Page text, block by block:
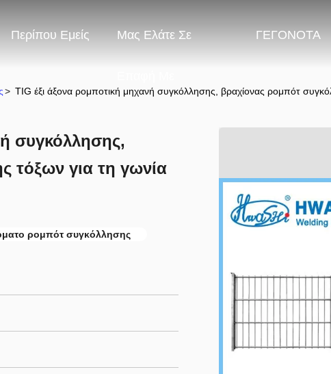
Περίπου Εμείς Μας Ελάτε Σε ΓΕΓΟΝΟΤΑ
> TIG έξι άξονα ρομποτική μηχανή συγκόλλησης, βραχίονας ρομπότ
συγκόλλησης,
τόξων για τη γωνία
ρομπότ συγκόλλησης